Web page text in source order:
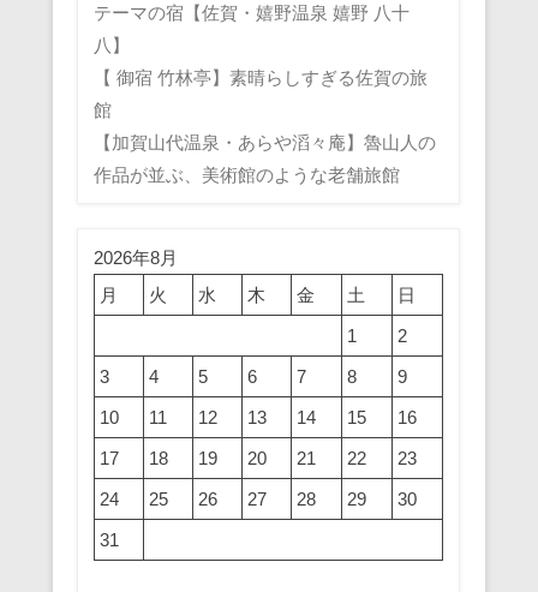
テーマの宿【佐賀・嬉野温泉 嬉野 八十
八】
【 御宿 竹林亭】素晴らしすぎる佐賀の旅
館
【加賀山代温泉・あらや滔々庵】魯山人の
作品が並ぶ、美術館のような老舗旅館
2026年8月
月
火 水 木 金 土
日
1
2
3
4 5 6 7 8
9
10
11 12 13 14 15
16
17
18 19 20 21 22
23
24
25 26 27 28 29
30
31